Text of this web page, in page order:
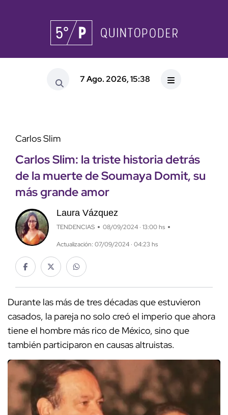
7 Ago. 2026, 15:38
Carlos Slim
Carlos Slim: la triste historia detrás
de la muerte de Soumaya Domit, su
más grande amor
Laura Vázquez
TENDENCIAS 08/09/2024 · 13:00 hs
Actualización: 07/09/2024 · 04:23 hs
Durante las más de tres décadas que estuvieron
casados, la pareja no solo creó el imperio que ahora
tiene el hombre más rico de México, sino que
también participaron en causas altruistas.